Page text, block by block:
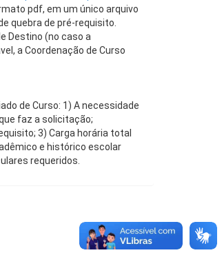
pdf, em um único arquivo
quebra de pré-requisito.
Destino (no caso a
a Coordenação de Curso
de Curso: 1) A necessidade
faz a solicitação;
3) Carga horária total
e histórico escolar
requeridos.